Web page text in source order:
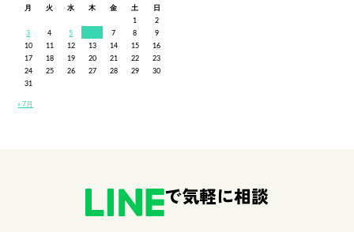
月 火 水 木 金 土
日
1
2
3
4 5 7 8
9
10
11 12 13 14 15
16
17
18 19 20 21 22
23
24
25 26 27 28 29
30
31
« 7月
で気軽に相談